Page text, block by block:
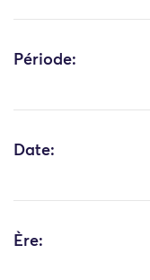
Période:
Date:
Ère: